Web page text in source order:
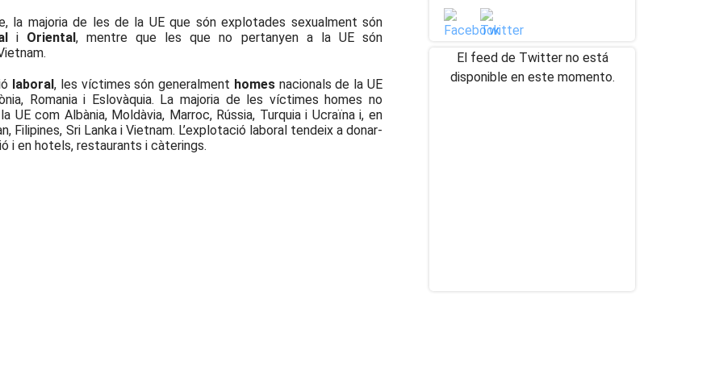
la majoria de les de la UE que són explotades sexualment són
i Oriental , mentre que les que no pertanyen a la UE són
laboral, les víctimes són generalment homesnacionals de la UE
Romania i Eslovàquia. La majoria de les víctimes homes no
com Albània, Moldàvia, Marroc, Rússia, Turquia i Ucraïna i, en
Filipines, Sri Lanka i Vietnam. L’explotació laboral tendeix a donar-
i en hotels, restaurants i càterings.
El feed de Twitter no está
disponible en este momento.